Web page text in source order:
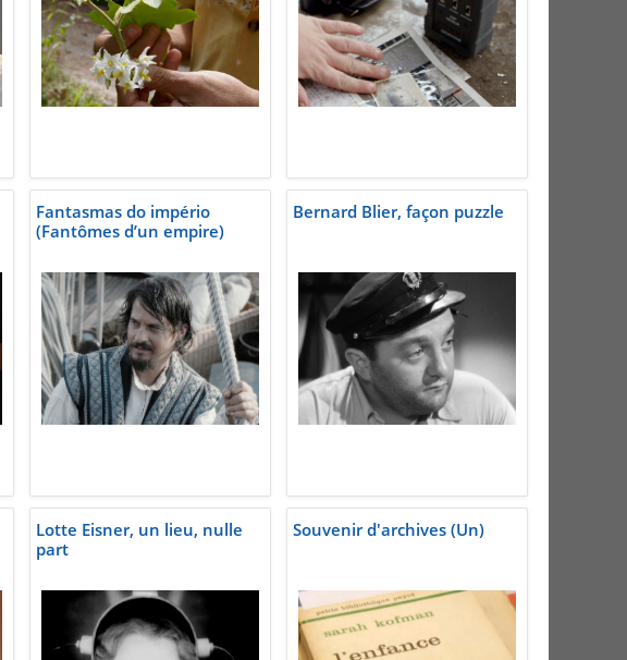
Fantasmas do império
(Fantômes d’un empire)
Bernard Blier, façon puzzle
Lotte Eisner, un lieu, nulle
part
Souvenir d'archives (Un)